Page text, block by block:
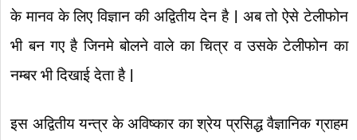
के मानव के लिए विज्ञान की अद्वितीय देन है | अब तो ऐसे टेलीफोन
भी बन गए है जिनमे बोलने वाले का चित्र व उसके टेलीफोन का
नम्बर भी दिखाई देता है |
इस अद्वितीय यन्त्र के अविष्कार का श्रेय प्रसिद्ध वैज्ञानिक ग्राहम